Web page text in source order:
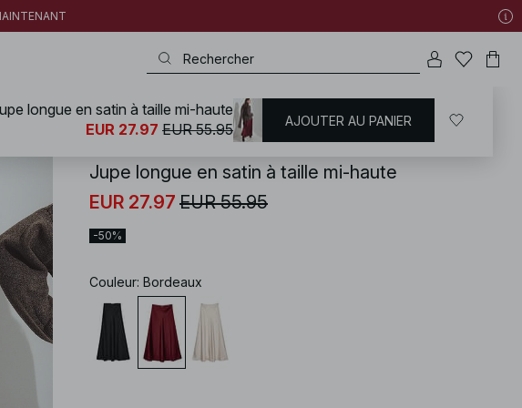
NA-KD / Jupes Jupes longues
Jupe longue en satin à taille mi-haute
EUR 27.97 EUR 55.95
-50%
Couleur: Bordeaux
longue en satin à taille mi-haute
EUR 27.97 EUR 55.95 AJOUTER AU PANIER